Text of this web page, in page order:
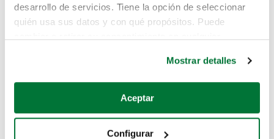
desarrollo de servicios. Tiene la opción de seleccionar
quién usa sus datos y con qué propósitos. Puede
Si lo permite, también quisiéramos:
Recopilar información sobre su ubicación geográfica
Mostrar detalles
Aceptar
Configurar